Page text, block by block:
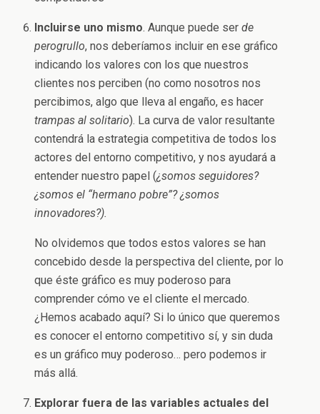
Incluirse uno mismo. Aunque puede serde
perogrullo, nos deberíamos incluir en ese gráfico
indicando los valores con los que nuestros
clientes nos perciben (no como nosotros nos
percibimos, algo que lleva al engaño, es hacer
trampas al solitario). La curva de valor resultante
contendrá la estrategia competitiva de todos los
actores del entorno competitivo, y nos ayudará a
entender nuestro papel (¿somos seguidores?
¿somos el “hermano pobre”? ¿somos
innovadores?).
No olvidemos que todos estos valores se han
concebido desde la perspectiva del cliente, por lo
que éste gráfico es muy poderoso para
comprender cómo ve el cliente el mercado.
¿Hemos acabado aquí? Si lo único que queremos
es conocer el entorno competitivo sí, y sin duda
es un gráfico muy poderoso… pero podemos ir
más allá.
Explorar fuera de las variables actuales del